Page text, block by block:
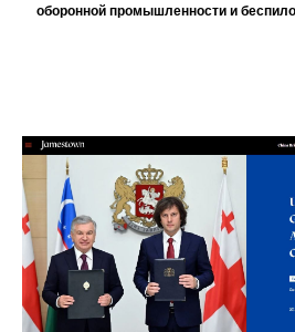
оборонной промышленности и